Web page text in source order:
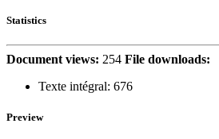
Statistics
Document views: 254 File downloads:
Texte intégral: 676
Preview